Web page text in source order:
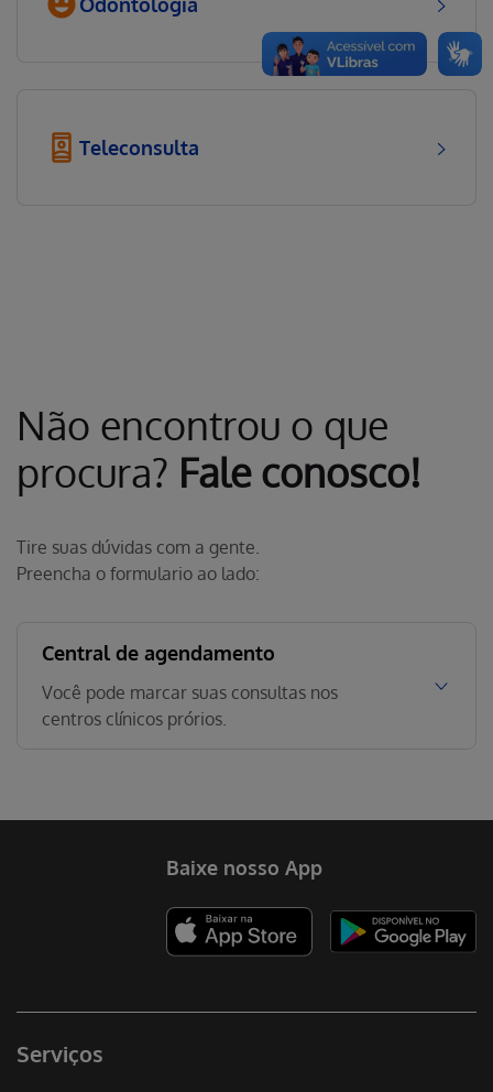
Teleconsulta
Não encontrou o que
procura? Fale conosco!
Tire suas dúvidas com a gente.
Preencha o formulario ao lado:
Central de agendamento
Você pode marcar suas consultas nos
centros clínicos prórios.
Serviços
Baixe nosso App